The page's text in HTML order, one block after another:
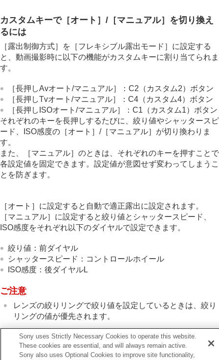
露出/測光を調整する
ホワイトバランス
Log撮影の設定
画像に効果を加える
インターバル撮影機能
より高画質の静止画を撮影する
画質や記録形式を設定する
タッチ機能を使う
シャッターの設定
フラッシュを使う
手ブレを補正する
レンズ補正
動画の音声を記録する
動画を撮影しながら静止画を切り出す
TC/UB設定
カメラをカスタマイズする
再生する
カメラの設定を変更する
パソコンでできること
クラウドサービスを利用する
故障かな？と思ったら
カスタムキーで［オート］ / ［マニュアル］ を切り換え
るには
［露出制御方式］ を ［フレキシブル露出モード］ に設定する
と、動画撮影時に以下の機能がカスタムキーに割り当てられま
す。
［長押しAvオート/マニュアル］
：C2（カスタム2）ボタン
［長押しTvオート/マニュアル］
：C4（カスタム4）ボタン
［長押しISOオート/マニュアル］
：C1（カスタム1）ボタン
それぞれのキーを長押しするたびに、絞り値やシャッタースピ
ード、ISO感度の ［オート］ /［マニュアル］ が切り換わりま
す。
また、
［マニュアル］ のときは、それぞれのキーを押すことで
各設定値を固定できます。設定値が意図せず変わってしまうこ
とを防ぎます。
［オート］ に設定すると自動で適正露出に設定されます。
［マニュアル］ に設定すると絞り値とシャッタースピード、
ISO感度をそれぞれ以下のダイヤルで設定できます。
絞り値：前ダイヤル
シャッタースピード：コントロールホイール
ISO感度：後ダイヤルL
ご注意
レンズの絞りリングで絞り値を設定しているときは、絞り
リングの値が優先されます。
関連項目
Sony uses Strictly Necessary Cookies to operate this website.
These cookies are essential, and will always remain active.
Sony also uses Optional Cookies to improve site functionality,